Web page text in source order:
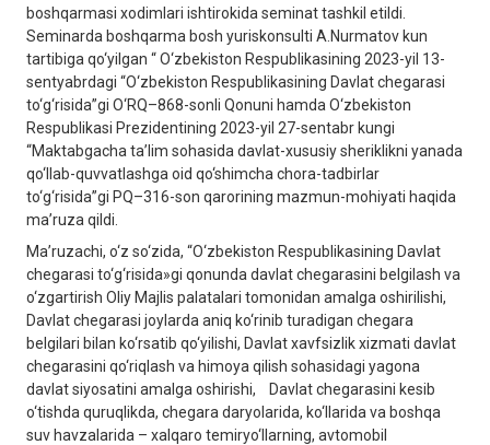
boshqarmasi xodimlari ishtirokida seminat tashkil etildi.
Seminarda boshqarma bosh yuriskonsulti A.Nurmatov kun
tartibiga qo‘yilgan “ O‘zbekiston Respublikasining 2023-yil 13-
sentyabrdagi “O‘zbekiston Respublikasining Davlat chegarasi
to‘g‘risida”gi O‘RQ–868-sonli Qonuni hamda O‘zbekiston
Respublikasi Prezidentining 2023-yil 27-sentabr kungi
“Maktabgacha ta’lim sohasida davlat-xususiy sheriklikni yanada
qo‘llab-quvvatlashga oid qo‘shimcha chora-tadbirlar
to‘g‘risida”gi PQ–316-son qarorining mazmun-mohiyati haqida
ma’ruza qildi.
Ma’ruzachi, o‘z so‘zida, “O‘zbekiston Respublikasining Davlat
chegarasi to‘g‘risida»gi qonunda davlat chegarasini belgilash va
o‘zgartirish Oliy Majlis palatalari tomonidan amalga oshirilishi,
Davlat chegarasi joylarda aniq ko‘rinib turadigan chegara
belgilari bilan ko‘rsatib qo‘yilishi, Davlat xavfsizlik xizmati davlat
chegarasini qo‘riqlash va himoya qilish sohasidagi yagona
davlat siyosatini amalga oshirishi, Davlat chegarasini kesib
o‘tishda quruqlikda, chegara daryolarida, ko‘llarida va boshqa
suv havzalarida – xalqaro temiryo‘llarning, avtomobil